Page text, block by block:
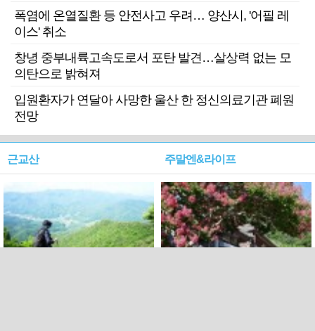
폭염에 온열질환 등 안전사고 우려… 양산시, '어필 레
이스' 취소
창녕 중부내륙고속도로서 포탄 발견…살상력 없는 모
의탄으로 밝혀져
입원환자가 연달아 사망한 울산 한 정신의료기관 폐원
전망
근교산 주말엔&라이프